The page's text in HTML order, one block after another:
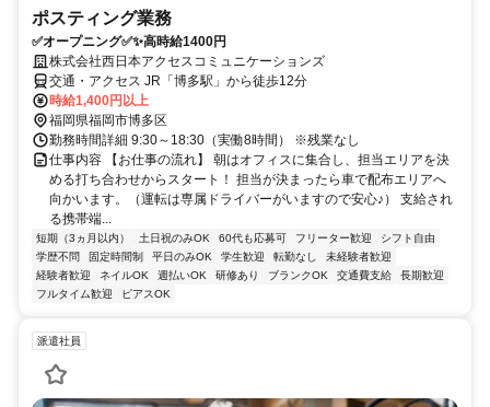
ポスティング業務
✅オープニング✅✨高時給1400円
株式会社西日本アクセスコミュニケーションズ
交通・アクセス JR「博多駅」から徒歩12分
時給1,400円以上
福岡県福岡市博多区
勤務時間詳細 9:30～18:30（実働8時間） ※残業なし
仕事内容 【お仕事の流れ】 朝はオフィスに集合し、担当エリアを決
める打ち合わせからスタート！ 担当が決まったら車で配布エリアへ
向かいます。（運転は専属ドライバーがいますので安心♪） 支給され
る携帯端...
短期（3ヵ月以内） 土日祝のみOK 60代も応募可 フリーター歓迎
シフト自由
学歴不問
固定時間制 平日のみOK 学生歓迎 転勤なし
未経験者歓迎
経験者歓迎
ネイルOK 週払いOK 研修あり ブランクOK 交通費支給
長期歓迎
フルタイム歓迎
ピアスOK
派遣社員